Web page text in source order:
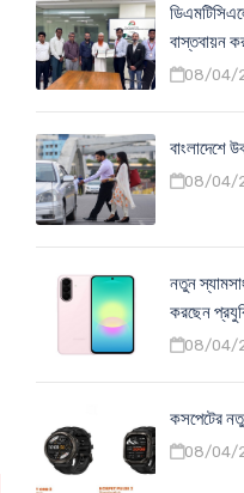
বাস্তবায়ন
08/04/
বাংলাদেশে
08/04/
নতুন
করছেন
08/04/
কসপেটের
08/04/